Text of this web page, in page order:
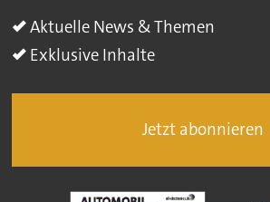
Aktuelle News & Themen
Exklusive Inhalte
Jetzt abonnieren